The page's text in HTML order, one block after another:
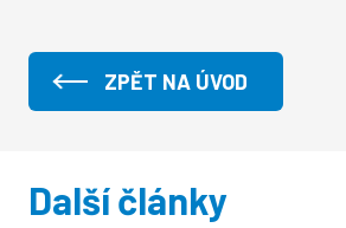
ZPĚT NA ÚVOD
Další články